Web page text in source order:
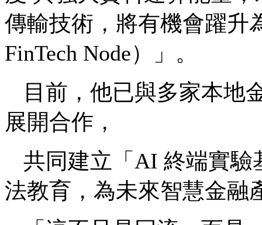
傳輸技術，將有機會躍升
FinTech Node）」。
目前，他已與多家本地
展開合作，
共同建立「AI 終端實
法教育，為未來智慧金融